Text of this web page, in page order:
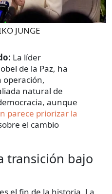
JUNGE
La líder
de la Paz, ha
operación,
natural de
aunque
parece priorizar la
el cambio
transición bajo